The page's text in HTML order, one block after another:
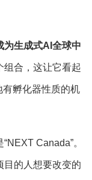
为生成式AI全球中
组合，这让它看起
孵化器性质的机
Canada”。
目的人想要改变的